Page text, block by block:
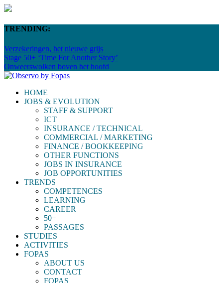
TRENDING:
Verzekeringen, het nieuwe grijs
Stage 50+ ‘Time For Another Story’
Onweerswolken boven het hoofd
HOME
JOBS & EVOLUTION
STAFF & SUPPORT
ICT
INSURANCE / TECHNICAL
COMMERCIAL / MARKETING
FINANCE / BOOKKEEPING
OTHER FUNCTIONS
JOBS IN INSURANCE
JOB OPPORTUNITIES
TRENDS
COMPETENCES
LEARNING
CAREER
50+
PASSAGES
STUDIES
ACTIVITIES
FOPAS
ABOUT US
CONTACT
FOPAS